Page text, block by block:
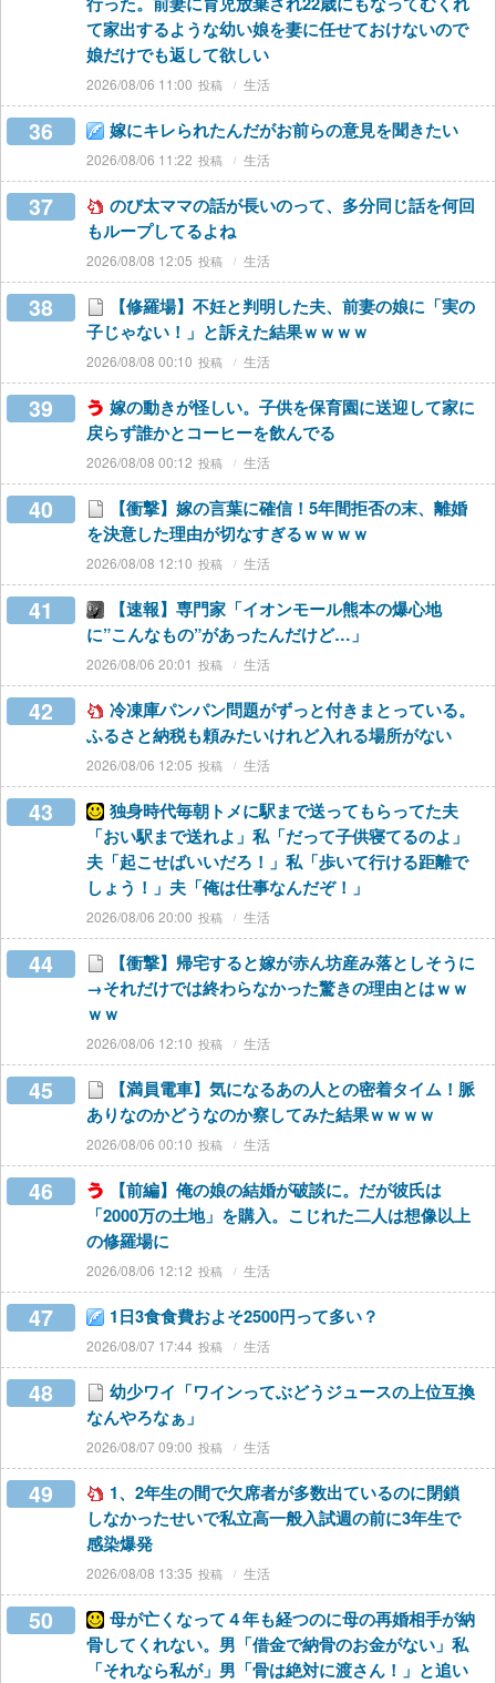
て家出するような幼い娘を妻に任せておけないので
娘だけでも返して欲しい
2026/08/06 11:00 生活
36 嫁にキレられたんだがお前らの意見を聞きたい
2026/08/06 11:22 生活
37
のび太ママの話が長いのって、多分同じ話を何回
もループしてるよね
2026/08/08 12:05 生活
38
【修羅場】不妊と判明した夫、前妻の娘に「実の
子じゃない！」と訴えた結果ｗｗｗｗ
2026/08/08 00:10 生活
39
嫁の動きが怪しい。子供を保育園に送迎して家に
戻らず誰かとコーヒーを飲んでる
2026/08/08 00:12 生活
40
【衝撃】嫁の言葉に確信！5年間拒否の末、離婚
を決意した理由が切なすぎるｗｗｗｗ
2026/08/08 12:10 生活
41
【速報】専門家「イオンモール熊本の爆心地
に”こんなもの”があったんだけど…」
2026/08/06 20:01 生活
42
冷凍庫パンパン問題がずっと付きまとっている。
ふるさと納税も頼みたいけれど入れる場所がない
2026/08/06 12:05 生活
43
独身時代毎朝トメに駅まで送ってもらってた夫
「おい駅まで送れよ」私「だって子供寝てるのよ」
夫「起こせばいいだろ！」私「歩いて行ける距離で
しょう！」夫「俺は仕事なんだぞ！」
2026/08/06 20:00 生活
44
【衝撃】帰宅すると嫁が赤ん坊産み落としそうに
→それだけでは終わらなかった驚きの理由とはｗｗ
ｗｗ
2026/08/06 12:10 生活
45
【満員電車】気になるあの人との密着タイム！脈
ありなのかどうなのか察してみた結果ｗｗｗｗ
2026/08/06 00:10 生活
46
【前編】俺の娘の結婚が破談に。だが彼氏は
「2000万の土地」を購入。こじれた二人は想像以上
の修羅場に
2026/08/06 12:12 生活
47 1日3食食費およそ2500円って多い？
2026/08/07 17:44 生活
48
幼少ワイ「ワインってぶどうジュースの上位互換
なんやろなぁ」
2026/08/07 09:00 生活
49
1、2年生の間で欠席者が多数出ているのに閉鎖
しなかったせいで私立高一般入試週の前に3年生で
感染爆発
2026/08/08 13:35 生活
50
母が亡くなって４年も経つのに母の再婚相手が納
骨してくれない。男「借金で納骨のお金がない」私
「それなら私が」男「骨は絶対に渡さん！」と追い